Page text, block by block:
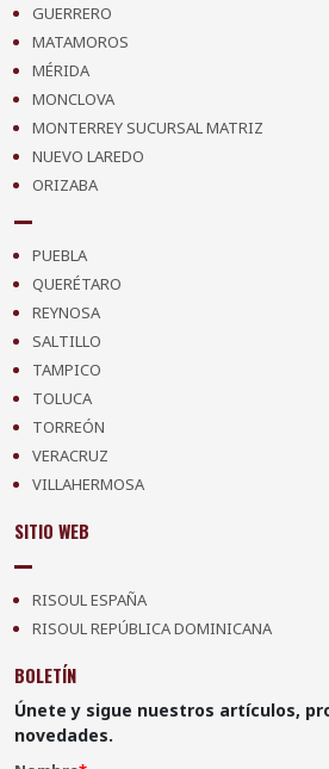
GUERRERO
MATAMOROS
MÉRIDA
MONCLOVA
MONTERREY SUCURSAL MATRIZ
NUEVO LAREDO
ORIZABA
PUEBLA
QUERÉTARO
REYNOSA
SALTILLO
TAMPICO
TOLUCA
TORREÓN
VERACRUZ
VILLAHERMOSA
SITIO WEB
RISOUL ESPAÑA
RISOUL REPÚBLICA DOMINICANA
BOLETÍN
Únete y sigue nuestros artículos,
novedades.